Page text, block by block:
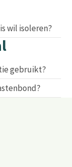
wil isoleren?
gebruikt?